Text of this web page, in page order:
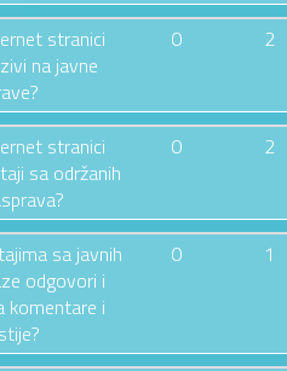
stranici
na javne
0 2
stranici
sa održanih
0 2
sa javnih
odgovori i
komentare i
0 1